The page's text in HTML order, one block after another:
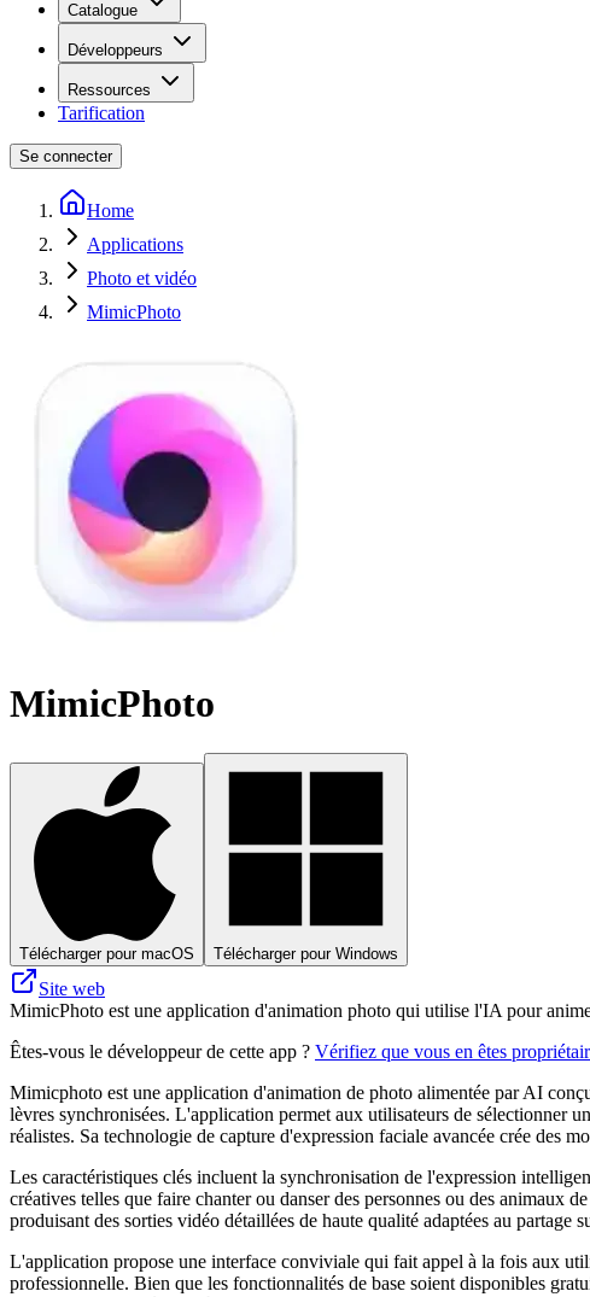
Catalogue
Développeurs
Ressources
Tarification
Se connecter
Home
Applications
Photo et vidéo
MimicPhoto
MimicPhoto
Télécharger pour macOS Télécharger pour Windows
Site web
MimicPhoto est une application d'animation photo qui utilise l'IA pour
Êtes-vous le développeur de cette app ? Vérifiez que vous en êtes
Mimicphoto est une application d'animation de photo alimentée par AI
lèvres synchronisées. L'application permet aux utilisateurs de sélectionner
réalistes. Sa technologie de capture d'expression faciale avancée crée des
Les caractéristiques clés incluent la synchronisation de l'expression
créatives telles que faire chanter ou danser des personnes ou des animaux
produisant des sorties vidéo détaillées de haute qualité adaptées au partage
L'application propose une interface conviviale qui fait appel à la fois aux
professionnelle. Bien que les fonctionnalités de base soient disponibles